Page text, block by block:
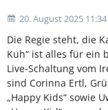
20. August 2025 11:34
Die Regie steht, die
Kuh“ ist alles für ein
Live-Schaltung vom
sind Corinna Ertl,
„Happy Kids“ sowie